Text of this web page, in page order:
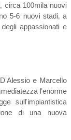
circa 100mila nuovi
5-6 nuovi stadi, a
appassionati e
e Marcello
l'enorme
sull'impiantistica
di una nuova